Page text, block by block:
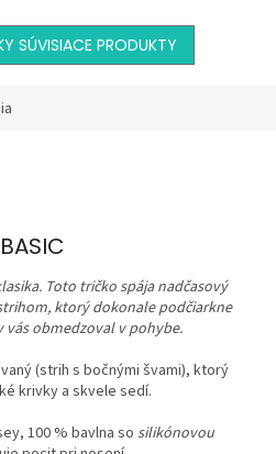
s...
SÚVISIACE PRODUKTY
Toto tričko spája nadčasový
ktorý dokonale podčiarkne
obmedzoval v pohybe.
(strih s bočnými švami), ktorý
krivky a skvele sedí.
100 % bavlna so silikónovou